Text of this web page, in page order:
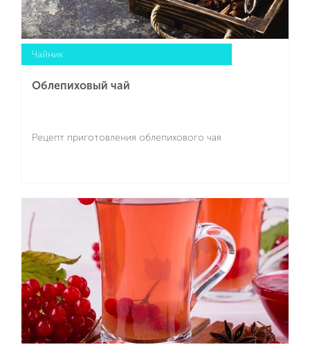
Чайник
Облепиховый чай
Рецепт приготовления облепихового чая
Подробнее